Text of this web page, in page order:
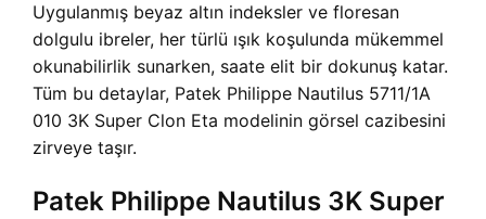
Uygulanmış beyaz altın indeksler ve floresan
dolgulu ibreler, her türlü ışık koşulunda mükemmel
okunabilirlik sunarken, saate elit bir dokunuş katar.
Tüm bu detaylar, Patek Philippe Nautilus 5711/1A
010 3K Super Clon Eta modelinin görsel cazibesini
zirveye taşır.
Patek Philippe Nautilus 3K Super